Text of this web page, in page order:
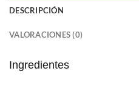
DESCRIPCIÓN
VALORACIONES (0)
Ingredientes